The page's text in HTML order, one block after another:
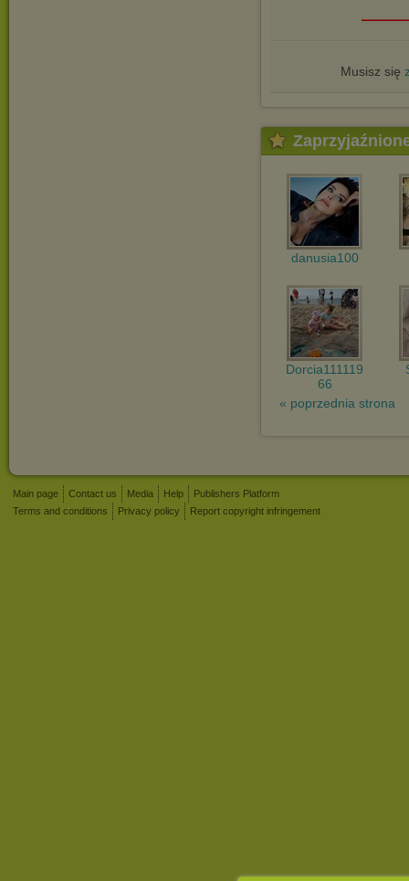
Musisz się
danusia100
Dorcia111119
66
« poprzednia strona
Main page Contact us Media Help
Publishers Platform
Terms and conditions
Privacy policy Report copyright infringement